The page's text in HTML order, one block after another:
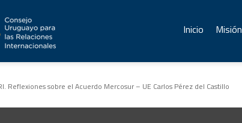
Inicio Misión
Reflexiones sobre el Acuerdo Mercosur – UE Carlos Pérez del Castillo